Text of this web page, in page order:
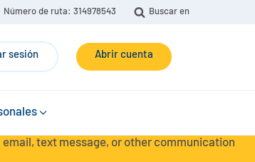
Número de ruta: 314978543 Buscar en
sesión Abrir cuenta
text message, or other communication